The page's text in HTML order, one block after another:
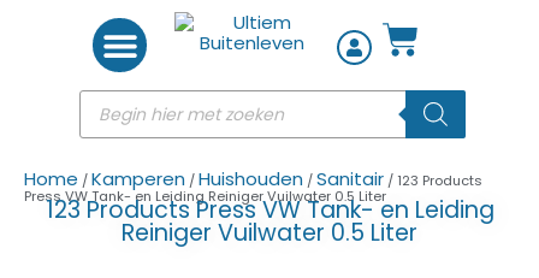
Home /Kamperen /Huishouden /Sanitair / 123 Products
Press VW Tank- en Leiding Reiniger Vuilwater 0.5 Liter
123 Products Press VW Tank- en Leiding
Reiniger Vuilwater 0.5 Liter